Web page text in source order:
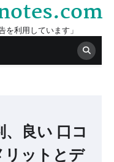
を利用しています」
、良い 口コ
リットとデ